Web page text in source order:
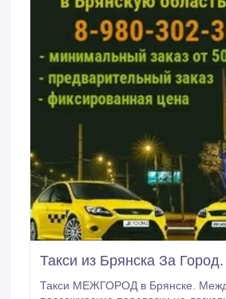
Такси из Брянска За
Такси МЕЖГОРОД в Брянске.